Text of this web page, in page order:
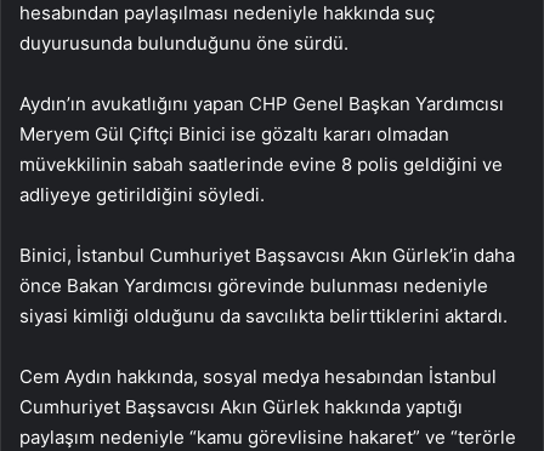
hesabından paylaşılması nedeniyle hakkında suç
duyurusunda bulunduğunu öne sürdü.
Aydın’ın avukatlığını yapan CHP Genel Başkan Yardımcısı
Meryem Gül Çiftçi Binici ise gözaltı kararı olmadan
müvekkilinin sabah saatlerinde evine 8 polis geldiğini ve
adliyeye getirildiğini söyledi.
Binici, İstanbul Cumhuriyet Başsavcısı Akın Gürlek’in daha
önce Bakan Yardımcısı görevinde bulunması nedeniyle
siyasi kimliği olduğunu da savcılıkta belirttiklerini aktardı.
Cem Aydın hakkında, sosyal medya hesabından İstanbul
Cumhuriyet Başsavcısı Akın Gürlek hakkında yaptığı
paylaşım nedeniyle “kamu görevlisine hakaret” ve “terörle